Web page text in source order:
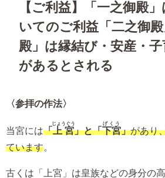
【ご利益】「一之御殿
いてのご利益「二之御
殿」は縁結び・安産・
があるとされる
〈参拝の作法〉
当宮には「上宮
じょうぐう
」と「下宮
げくう
」があり
ています
古くは「上宮」は皇族などの身分の